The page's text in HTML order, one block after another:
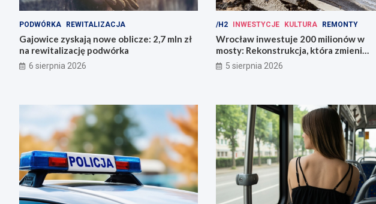
PODWÓRKA REWITALIZACJA
Gajowice zyskają nowe oblicze: 2,7 mln zł
na rewitalizację podwórka
6 sierpnia 2026
/H2 INWESTYCJE KULTURA REMONTY
Wrocław inwestuje 200 milionów w
mosty: Rekonstrukcja, która zmieni
miasto!
5 sierpnia 2026